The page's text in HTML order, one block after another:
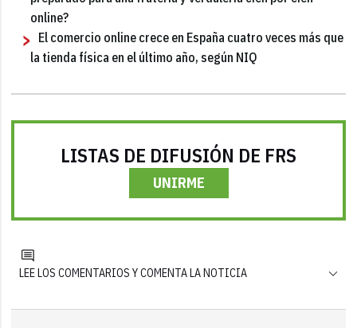
online?
El comercio online crece en España cuatro veces más que
la tienda física en el último año, según NIQ
LISTAS DE DIFUSIÓN DE FRS
UNIRME
LEE LOS COMENTARIOS Y COMENTA LA NOTICIA